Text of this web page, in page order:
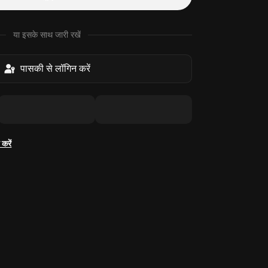
या इसके साथ जारी रखें
पासकी से लॉगिन करें
करें